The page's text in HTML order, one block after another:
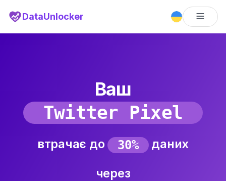
DataUnlocker
Ваш
Snap P ixel
втрачає до 20%
даних
через